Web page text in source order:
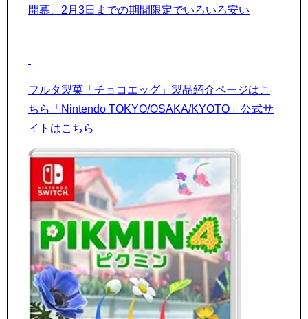
開幕、2月3日までの期間限定でいろいろ安い
フルタ製菓「チョコエッグ」製品紹介ページはこ
ちら
「Nintendo TOKYO/OSAKA/KYOTO」公式サ
イトはこちら